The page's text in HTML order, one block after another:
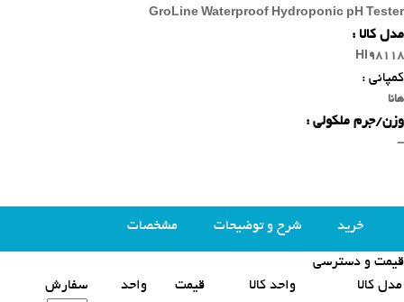
GroLine Waterproof Hydroponic pH Tester
مدل کالا :
HI98118
کمپانی :
هانا
وزن/جرم ملکولی :
-
خرید شرح و توضیحات مشخصات
محصولات مشابه
قیمت و دسترسی
مدل کالا
واحد کالا قیمت واحد
سفارش